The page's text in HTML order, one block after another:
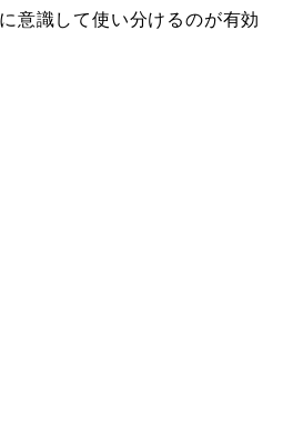
意識して使い分けるのが有効